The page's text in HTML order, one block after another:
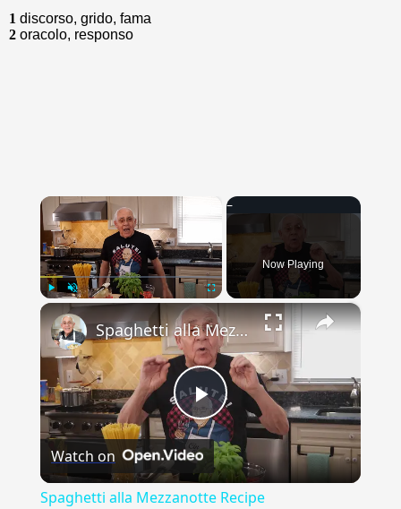
1 discorso, grido, fama
2 oracolo, responso
Unmute
Now Playing
×
Play
Video
Spaghetti alla Mezzanotte Recipe
Watch on
Spaghetti alla Mezzanotte Recipe